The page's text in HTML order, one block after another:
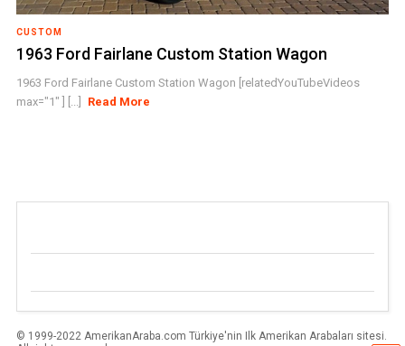
CUSTOM
1963 Ford Fairlane Custom Station Wagon
1963 Ford Fairlane Custom Station Wagon [relatedYouTubeVideos
max="1" ] [...]
Read More
© 1999-2022 AmerikanAraba.com Türkiye'nin Ilk Amerikan Arabaları sitesi.